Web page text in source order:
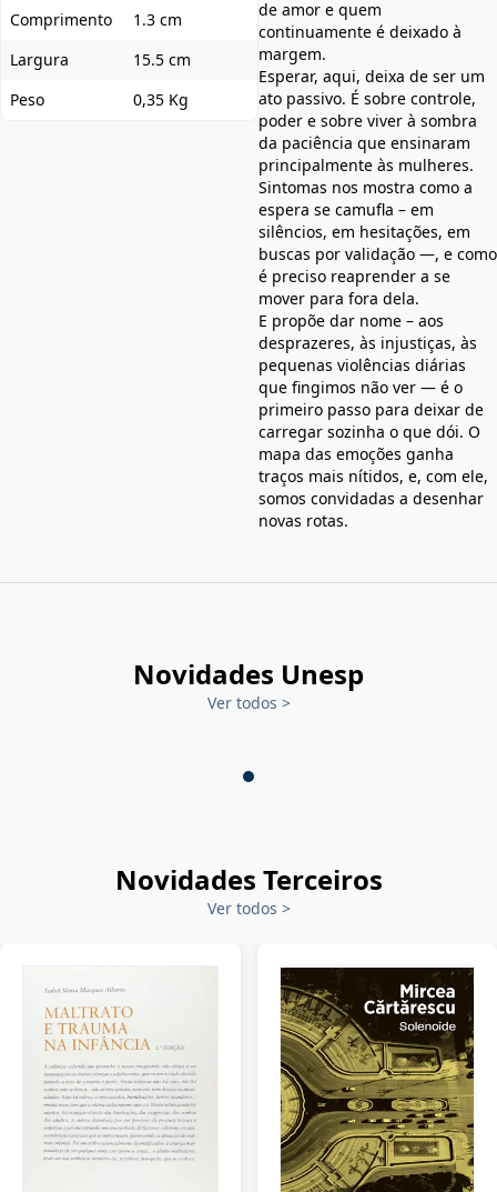
Comprimento
1.3 cm
Largura
15.5 cm
Peso
0,35 Kg
de amor e quem
continuamente é deixado à
margem.
Esperar, aqui, deixa de ser um
ato passivo. É sobre controle,
poder e sobre viver à sombra
da paciência que ensinaram
principalmente às mulheres.
Sintomas nos mostra como a
espera se camufla – em
silêncios, em hesitações, em
buscas por validação —, e como
é preciso reaprender a se
mover para fora dela.
E propõe dar nome – aos
desprazeres, às injustiças, às
pequenas violências diárias
que fingimos não ver — é o
primeiro passo para deixar de
carregar sozinha o que dói. O
mapa das emoções ganha
traços mais nítidos, e, com ele,
somos convidadas a desenhar
novas rotas.
Novidades Unesp
Ver todos >
Novidades Terceiros
Ver todos >